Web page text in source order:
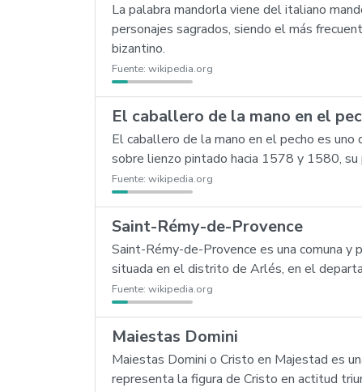
La palabra mandorla viene del italiano
personajes sagrados, siendo el más
bizantino.
Fuente: wikipedia.org
El caballero de la mano en el
El caballero de la mano en el pecho es
sobre lienzo pintado hacia 1578 y 1580, su
Fuente: wikipedia.org
Saint-Rémy-de-Provence
Saint-Rémy-de-Provence es una comuna y
situada en el distrito de Arlés, en el
Fuente: wikipedia.org
Maiestas Domini
Maiestas Domini o Cristo en Majestad es
representa la figura de Cristo en actitud